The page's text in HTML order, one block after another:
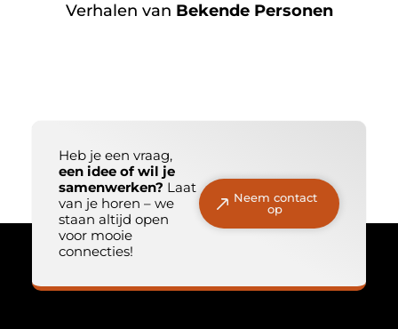
Verhalen van Bekende Personen
Heb je een vraag,
een idee of wil je
samenwerken? Laat
van je horen – we
staan altijd open
voor mooie
connecties!
Neem contact
op